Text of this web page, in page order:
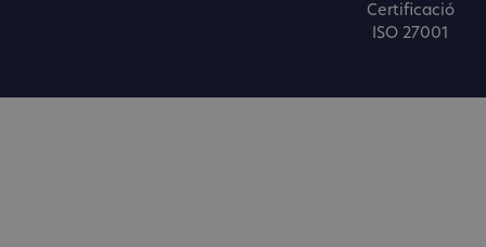
Certificació
ISO 27001